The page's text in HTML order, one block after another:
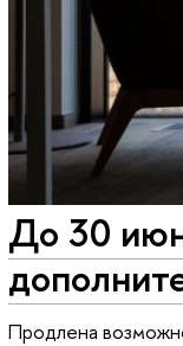
До 30
Продлена